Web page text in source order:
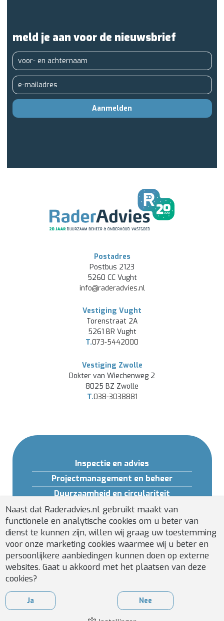
meld je aan voor de nieuwsbrief
Aanmelden
Postadres
Postbus 2123
5260 CC Vught
info@raderadvies.nl
Vestiging Vught
Torenstraat 2A
5261 BR Vught
T.073-5442000
Vestiging Zwolle
Dokter van Wiechenweg 2
8025 BZ Zwolle
T.038-3038881
Inspectie en advies
Projectmanagement en beheer
Duurzaamheid en circulariteit
Opleidingen en Software
Gebouwveiligheid
Installatiebeheer
Naast dat Raderadvies.nl gebruikt maakt van
functionele en analytische cookies om u beter van
dienst te kunnen zijn, willen wij graag uw toestemming
voor onze marketing cookies waarmee wij u beter en
persoonlijkere aanbiedingen kunnen doen op externe
websites. Gaat u akkoord met het plaatsen van deze
cookies?
Ja Nee